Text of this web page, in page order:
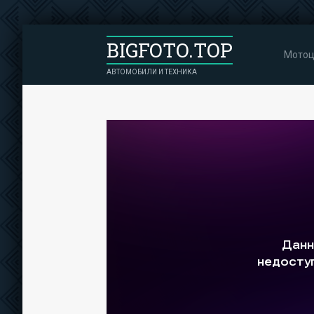
BIGFOTO.TOP
АВТОМОБИЛИ И ТЕХНИКА